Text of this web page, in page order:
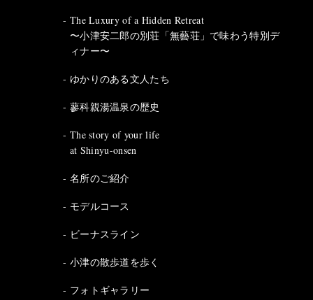
The Luxury of a Hidden Retreat
〜小津安二郎の別荘「無藝荘」で味わう特別デ
ィナー〜
ゆかりのある文人たち
蓼科親湯温泉の歴史
The story of your life
at Shinyu-onsen
名所のご紹介
モデルコース
ビーナスライン
小津の散歩道を歩く
フォトギャラリー